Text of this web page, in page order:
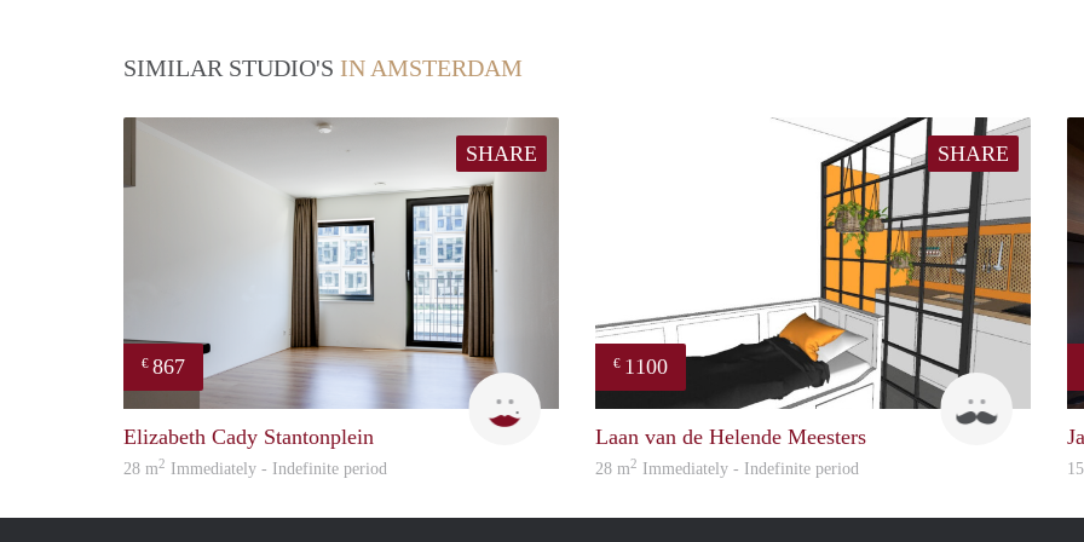
SIMILAR STUDIO'S IN AMSTERDAM
SHARE
€ 867
Elizabeth Cady Stantonplein
28 m2 Immediately - Indefinite period
SHARE
€ 1100
Laan van de Helende Meesters
28 m2 Immediately - Indefinite period